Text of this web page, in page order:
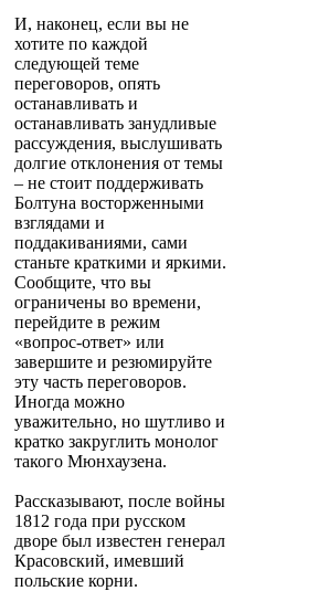
И, наконец, если вы не
хотите по каждой
следующей теме
переговоров, опять
останавливать и
останавливать занудливые
рассуждения, выслушивать
долгие отклонения от темы
– не стоит поддерживать
Болтуна восторженными
взглядами и
поддакиваниями, сами
станьте краткими и яркими.
Сообщите, что вы
ограничены во времени,
перейдите в режим
«вопрос-ответ» или
завершите и резюмируйте
эту часть переговоров.
Иногда можно
уважительно, но шутливо и
кратко закруглить монолог
такого Мюнхаузена.
Рассказывают, после войны
1812 года при русском
дворе был известен генерал
Красовский, имевший
польские корни.